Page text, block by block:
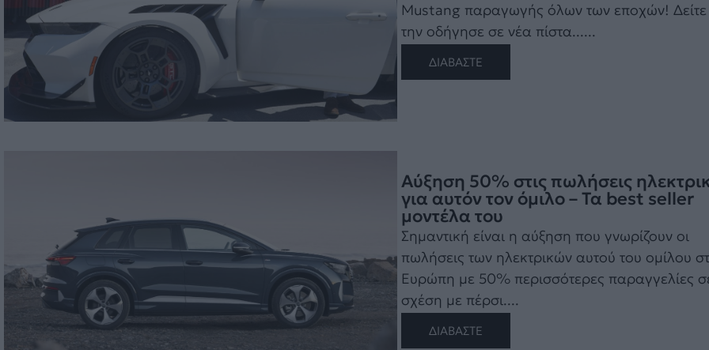
Mustang παραγωγής όλων των εποχών! Δείτε
την οδήγησε σε νέα πίστα......
ΔΙΑΒΑΣΤΕ
Αύξηση 50% στις πωλήσεις
για αυτόν τον όμιλο – Τα best seller
μοντέλα του
Σημαντική είναι η αύξηση που γνωρίζουν οι
πωλήσεις των ηλεκτρικών αυτού του ομίλου
Ευρώπη με 50% περισσότερες παραγγελίες
σχέση με πέρσι....
ΔΙΑΒΑΣΤΕ